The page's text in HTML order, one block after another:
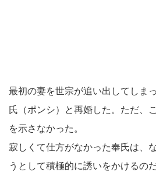
最初の妻を世宗が追い出してしま
氏（ポンシ）と再婚した。ただ、
を示さなかった。
寂しくて仕方がなかった奉氏は、
うとして積極的に誘いをかけるの